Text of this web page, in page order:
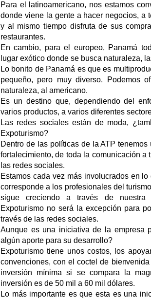
Para el latinoamericano, nos estamos
donde viene la gente a hacer negocios, a
y al mismo tiempo disfruta de sus
restaurantes.
En cambio, para el europeo, Panamá
lugar exótico donde se busca naturaleza,
Lo bonito de Panamá es que es
pequeño, pero muy diverso. Podemos
naturaleza, al americano.
Es un destino que, dependiendo del
varios productos, a varios diferentes
Las redes sociales están de moda,
Expoturismo?
Dentro de las políticas de la ATP
fortalecimiento, de toda la comunicación a
las redes sociales.
Estamos cada vez más involucrados en lo
corresponde a los profesionales del
sigue creciendo a través de nuestra
Expoturismo no será la excepción para
través de las redes sociales.
Aunque es una iniciativa de la empresa
algún aporte para su desarrollo?
Expoturismo tiene unos costos, los
convenciones, con el coctel de
inversión mínima si se compara la
inversión es de 50 mil a 60 mil dólares.
Lo más importante es que esta es una